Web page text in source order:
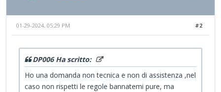
#2
01-29-2024, 05:29 PM
DP006 Ha scritto:
Ho una domanda non tecnica e non di assistenza ,nel
caso non rispetti le regole bannatemi pure, ma